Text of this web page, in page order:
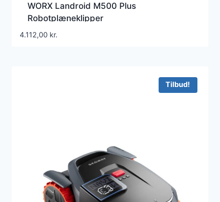
WORX Landroid M500 Plus
Robotplæneklipper
4.112,00 kr.
Tilbud!